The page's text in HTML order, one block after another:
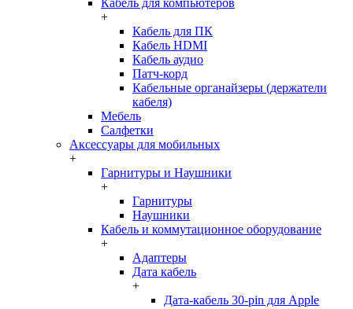
+
Кабель для ПК
Кабель HDMI
Кабель аудио
Патч-корд
Кабельные органайзеры (держатели
кабеля)
Мебель
Салфетки
Аксессуары для мобильных
+
Гарнитуры и Наушники
+
Гарнитуры
Наушники
Кабель и коммутационное оборудование
+
Адаптеры
Дата кабель
+
Дата-кабель 30-pin для Apple